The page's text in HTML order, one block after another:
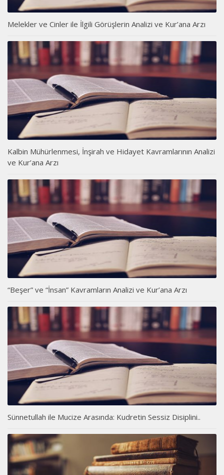
Melekler ve Cinler ile İlgili Görüşlerin Analizi ve Kur’ana Arzı
Kalbin Mühürlenmesi, İnşirah ve Hidayet Kavramlarının Analizi
ve Kur’ana Arzı
“Beşer” ve “İnsan” Kavramların Analizi ve Kur’ana Arzı
Sünnetullah ile Mucize Arasında: Kudretin Sessiz Disiplini..